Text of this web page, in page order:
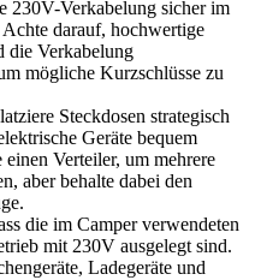
230V-Verkabelung sicher im
darauf, hochwertige
die Verkabelung
mögliche Kurzschlüsse zu
Steckdosen strategisch
Geräte bequem
Verteiler, um mehrere
aber behalte dabei den
die im Camper verwendeten
mit 230V ausgelegt sind.
Ladegeräte und